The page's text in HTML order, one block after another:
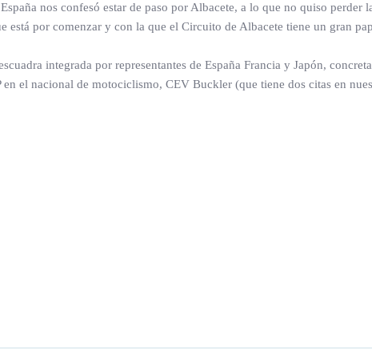
nos confesó estar de paso por Albacete, a lo que no quiso
está por comenzar y con la que el Circuito de Albacete tiene un gran
integrada por representantes de España Francia y Japón,
el nacional de motociclismo, CEV Buckler (que tiene dos citas en